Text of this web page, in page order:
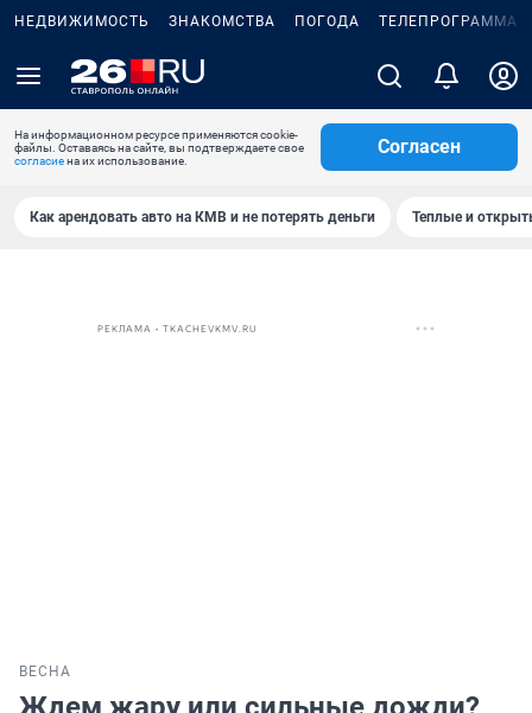
НЕДВИЖИМОСТЬ ЗНАКОМСТВА ПОГОДА ТЕЛЕПРОГРАММА
На информационном ресурсе применяются cookie-
файлы. Оставаясь на сайте, вы подтверждаете свое
согласиена их использование.
Согласен
Как арендовать авто на КМВ и не потерять деньги Теплые и
РЕКЛАМА • TKACHEVKMV.RU
ВЕСНА